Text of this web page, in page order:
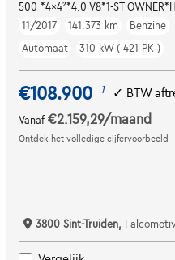
500 *4x4²*4.0 V8*1-ST
11/2017
141.373 km
Benzine
Automaat
310 kW ( 421 PK )
€108.900 1 ✓ BTW
Vanaf €2.159,29/maand
Ontdek het volledige cijfervoorbeeld
3800 Sint-Truiden,